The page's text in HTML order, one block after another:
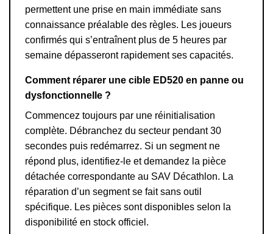
permettent une prise en main immédiate sans
connaissance préalable des règles. Les joueurs
confirmés qui s’entraînent plus de 5 heures par
semaine dépasseront rapidement ses capacités.
Comment réparer une cible ED520 en panne ou
dysfonctionnelle ?
Commencez toujours par une réinitialisation
complète. Débranchez du secteur pendant 30
secondes puis redémarrez. Si un segment ne
répond plus, identifiez-le et demandez la pièce
détachée correspondante au SAV Décathlon. La
réparation d’un segment se fait sans outil
spécifique. Les pièces sont disponibles selon la
disponibilité en stock officiel.